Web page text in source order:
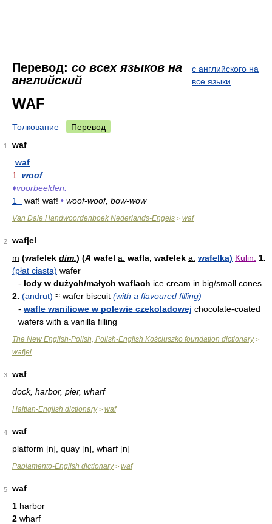
Перевод: со всех языков на
английский
с английского на
все языки
WAF
Толкование Перевод
1
waf
waf
1
woof
♦voorbeelden:
1
waf! waf! • woof-woof, bow-wow
Van Dale Handwoordenboek Nederlands-Engels > waf
2
waf|el
m (wafelek dim.) (A wafel a. wafla, wafelek a. wafelka) Kulin.
1.
(płat ciasta) wafer
- lody w dużych/małych waflach ice cream in big/small cones
2. (andrut) ≈ wafer biscuit (with a flavoured filling)
- wafle waniliowe w polewie czekoladowej chocolate-coated
wafers with a vanilla filling
The New English-Polish, Polish-English Kościuszko foundation dictionary>
waf|el
3
waf
dock, harbor, pier, wharf
Haitian-English dictionary> waf
4
waf
platform [n], quay [n], wharf [n]
Papiamento-English dictionary> waf
5
waf
1 harbor
2 wharf